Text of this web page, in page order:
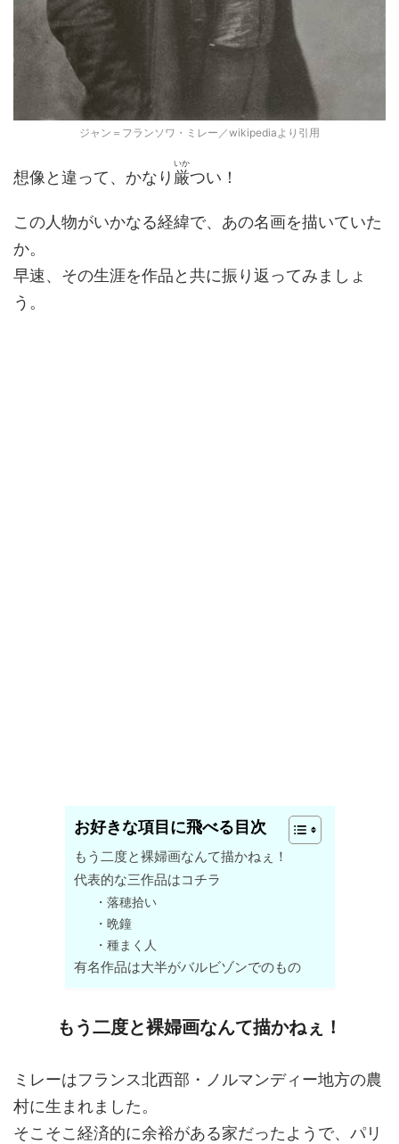
ジャン＝フランソワ・ミレー／wikipediaより引用
想像と違って、かなり 厳
いか
つい！
この人物がいかなる経緯で、あの名画を描いていた
か。
早速、その生涯を作品と共に振り返ってみましょ
う。
お好きな項目に飛べる目次
もう二度と裸婦画なんて描かねぇ！
代表的な三作品はコチラ
・落穂拾い
・晩鐘
・種まく人
有名作品は大半がバルビゾンでのもの
もう二度と裸婦画なんて描かねぇ！
ミレーはフランス北西部・ノルマンディー地方の農
村に生まれました。
そこそこ経済的に余裕がある家だったようで、パリ